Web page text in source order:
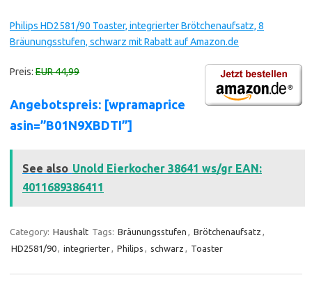
Philips HD2581/90 Toaster, integrierter Brötchenaufsatz, 8
Bräunungsstufen, schwarz mit Rabatt auf Amazon.de
Preis: EUR 44,99
Angebotspreis: [wpramaprice
asin=”B01N9XBDTI”]
See also Unold Eierkocher 38641 ws/gr EAN:
4011689386411
Category: Haushalt Tags: Bräunungsstufen , Brötchenaufsatz ,
HD2581/90, integrierter, Philips , schwarz , Toaster